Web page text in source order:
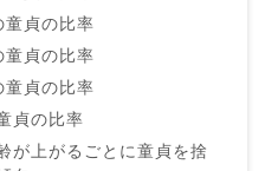
童貞の比率
童貞の比率
童貞の比率
貞の比率
が上がるごとに童貞を捨